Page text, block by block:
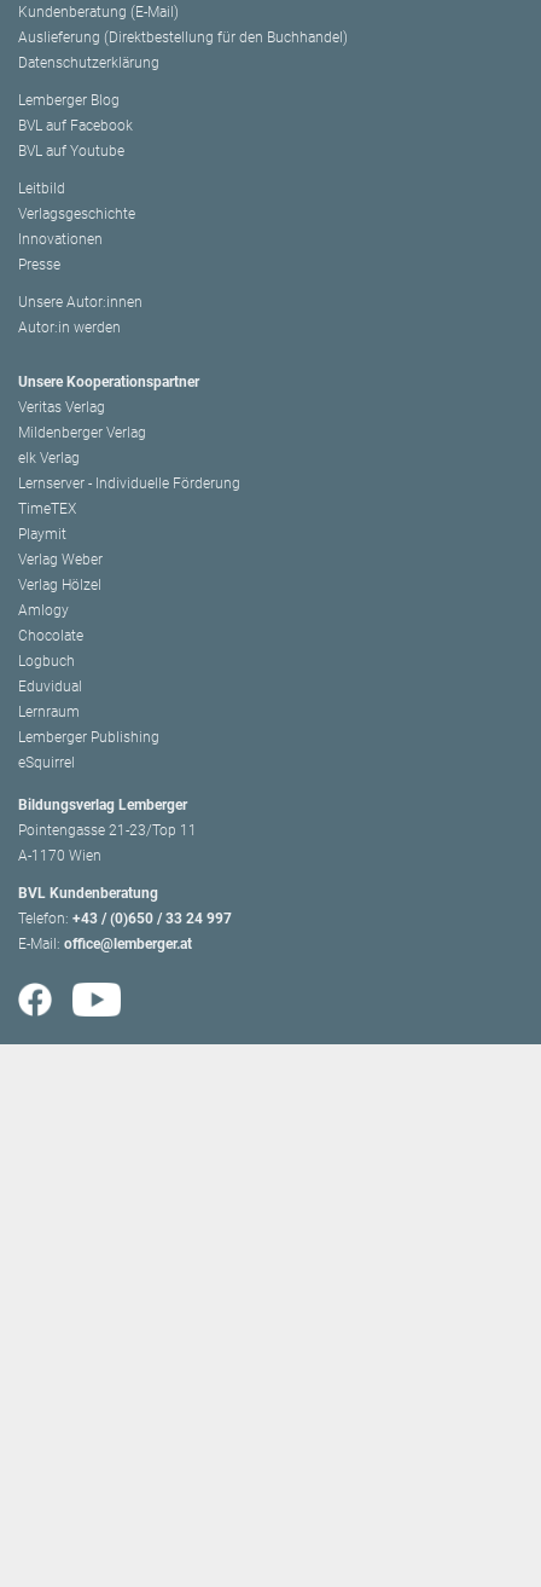
Kundenberatung (E-Mail)
Auslieferung (Direktbestellung für den Buchhandel)
Datenschutzerklärung
Lemberger Blog
BVL auf Facebook
BVL auf Youtube
Leitbild
Verlagsgeschichte
Innovationen
Presse
Unsere Autor:innen
Autor:in werden
Unsere Kooperationspartner
Veritas Verlag
Mildenberger Verlag
elk Verlag
Lernserver - Individuelle Förderung
TimeTEX
Playmit
Verlag Weber
Verlag Hölzel
Amlogy
Chocolate
Logbuch
Eduvidual
Lernraum
Lemberger Publishing
eSquirrel
Bildungsverlag Lemberger
Pointengasse 21-23/Top 11
A-1170 Wien
BVL Kundenberatung
Telefon: +43 / (0)650 / 33 24 997
E-Mail: office@lemberger.at